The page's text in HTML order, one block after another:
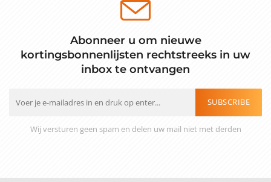
Abonneer u om nieuwe
kortingsbonnenlijsten rechtstreeks in uw
inbox te ontvangen
SUBSCRIBE
Wij versturen geen spam en delen uw mail niet met derden